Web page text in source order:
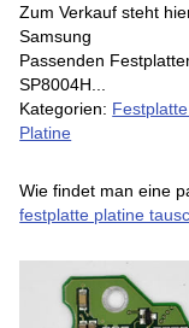
Zum Verkauf steht
Samsung
Passenden
SP8004H...
Kategorien:
Platine
Wie findet man eine
festplatte platine